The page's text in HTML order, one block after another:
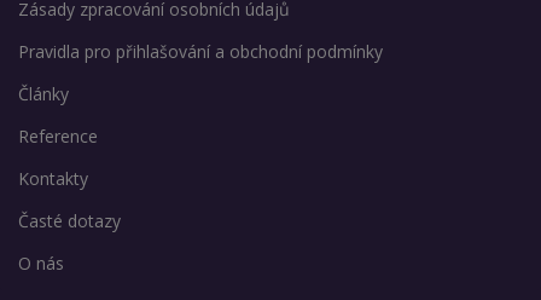
Zásady zpracování osobních údajů
Pravidla pro přihlašování a obchodní podmínky
Články
Reference
Kontakty
Časté dotazy
O nás